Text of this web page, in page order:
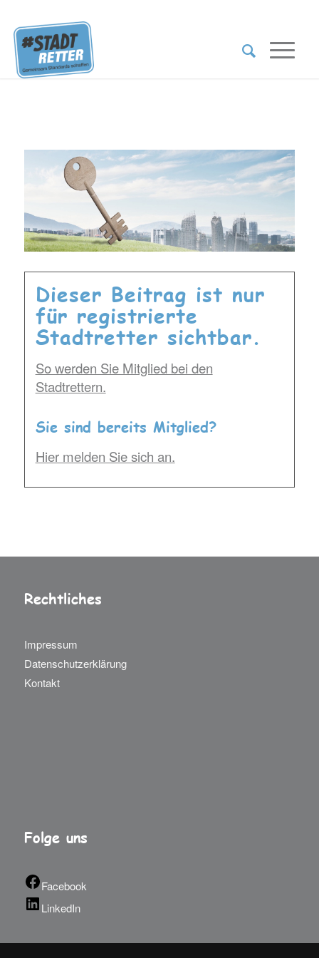
Dieser Beitrag ist nur
für registrierte
Stadtretter sichtbar.
So werden Sie Mitglied bei den
Stadtrettern.
Sie sind bereits Mitglied?
Hier melden Sie sich an.
Rechtliches
Impressum
Datenschutzerklärung
Kontakt
Folge uns
Facebook
LinkedIn